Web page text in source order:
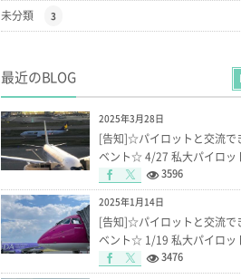
未分類 3
最近のBLOG
2025年3月28日
[告知]☆パイロットと交流で
ベント☆ 4/27 私大パイロッ
3596
2025年1月14日
[告知]☆パイロットと交流で
ベント☆ 1/19 私大パイロッ
3476